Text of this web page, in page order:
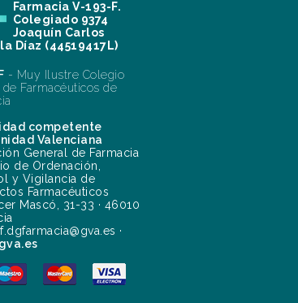
Farmacia V-193-F.
Colegiado 9374
Joaquín Carlos
Díaz (44519417L)
- Muy Ilustre Colegio
de Farmacéuticos de
competente
Valenciana
General de Farmacia
de Ordenación,
y Vigilancia de
Farmacéuticos
Mascó, 31-33 · 46010
·